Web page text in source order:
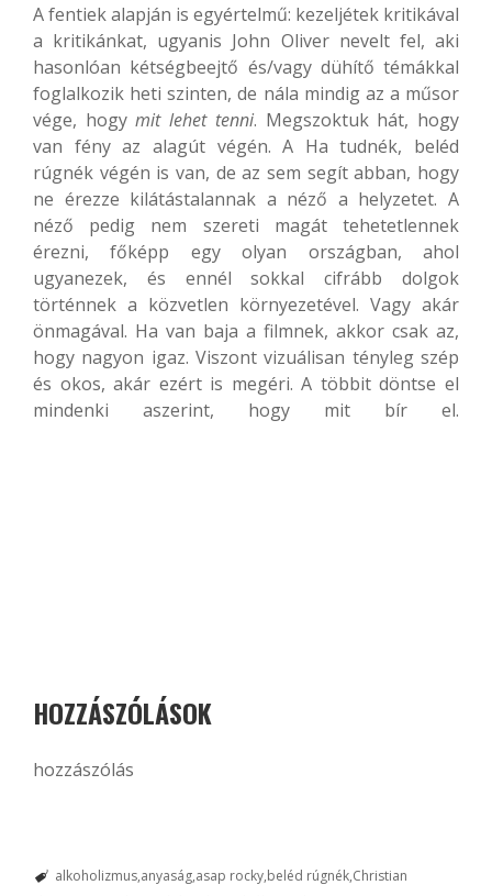
A fentiek alapján is egyértelmű: kezeljétek kritikával
a kritikánkat, ugyanis John Oliver nevelt fel, aki
hasonlóan kétségbeejtő és/vagy dühítő témákkal
foglalkozik heti szinten, de nála mindig az a műsor
vége, hogymit lehet tenni. Megszoktuk hát, hogy
van fény az alagút végén. A Ha tudnék, beléd
rúgnék végén is van, de az sem segít abban, hogy
ne érezze kilátástalannak a néző a helyzetet. A
néző pedig nem szereti magát tehetetlennek
érezni, főképp egy olyan országban, ahol
ugyanezek, és ennél sokkal cifrább dolgok
történnek a közvetlen környezetével. Vagy akár
önmagával. Ha van baja a filmnek, akkor csak az,
hogy nagyon igaz. Viszont vizuálisan tényleg szép
és okos, akár ezért is megéri. A többit döntse el
mindenki aszerint, hogy mit bír el.
HOZZÁSZÓLÁSOK
hozzászólás
alkoholizmus anyaság asap rocky beléd rúgnék Christian